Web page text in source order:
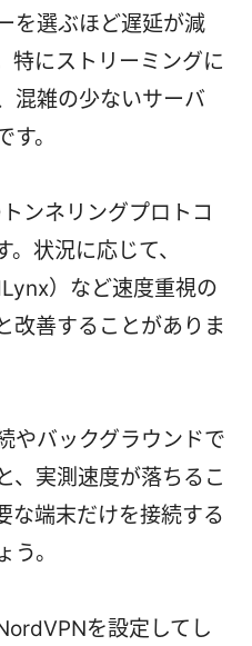
を選ぶほど遅延が減
特にストリーミングに
混雑の少ないサーバ
。
ンネリングプロトコ
状況に応じて、
）など速度重視の
改善することがありま
やバックグラウンドで
、実測速度が落ちるこ
な端末だけを接続する
。
を設定してし